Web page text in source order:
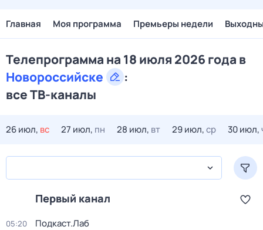
Главная Моя программа Премьеры недели
Телепрограмма на 18 июля 2026 года в
Новороссийске
:
все ТВ-каналы
26 июл, вс 27 июл, пн 28 июл, вт 29 июл,ср 30 июл,
Первый канал
05:20 Подкаст.Лаб